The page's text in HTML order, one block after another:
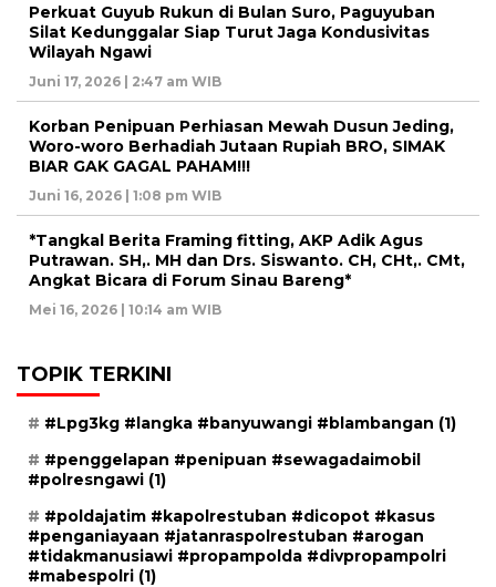
Perkuat Guyub Rukun di Bulan Suro, Paguyuban
Silat Kedunggalar Siap Turut Jaga Kondusivitas
Wilayah Ngawi
Juni 17, 2026 | 2:47 am WIB
Korban Penipuan Perhiasan Mewah Dusun Jeding,
Woro-woro Berhadiah Jutaan Rupiah BRO, SIMAK
BIAR GAK GAGAL PAHAM!!!
Juni 16, 2026 | 1:08 pm WIB
*Tangkal Berita Framing fitting, AKP Adik Agus
Putrawan. SH,. MH dan Drs. Siswanto. CH, CHt,. CMt,
Angkat Bicara di Forum Sinau Bareng*
Mei 16, 2026 | 10:14 am WIB
TOPIK TERKINI
#Lpg3kg #langka #banyuwangi #blambangan (1)
#penggelapan #penipuan #sewagadaimobil
#polresngawi (1)
#poldajatim #kapolrestuban #dicopot #kasus
#penganiayaan #jatanraspolrestuban #arogan
#tidakmanusiawi #propampolda #divpropampolri
#mabespolri (1)